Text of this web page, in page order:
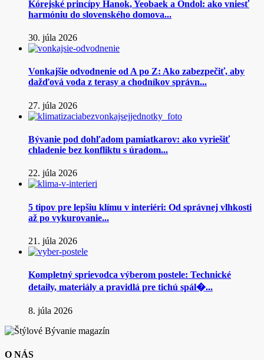
Kórejské princípy Hanok, Yeobaek a Ondol: ako vniesť
harmóniu do slovenského domova...
30. júla 2026
Vonkajšie odvodnenie od A po Z: Ako zabezpečiť, aby
dažďová voda z terasy a chodníkov správn...
27. júla 2026
Bývanie pod dohľadom pamiatkarov: ako vyriešiť
chladenie bez konfliktu s úradom...
22. júla 2026
5 tipov pre lepšiu klímu v interiéri: Od správnej vlhkosti
až po vykurovanie...
21. júla 2026
Kompletný sprievodca výberom postele: Technické
detaily, materiály a pravidlá pre tichú spál�...
8. júla 2026
O NÁS